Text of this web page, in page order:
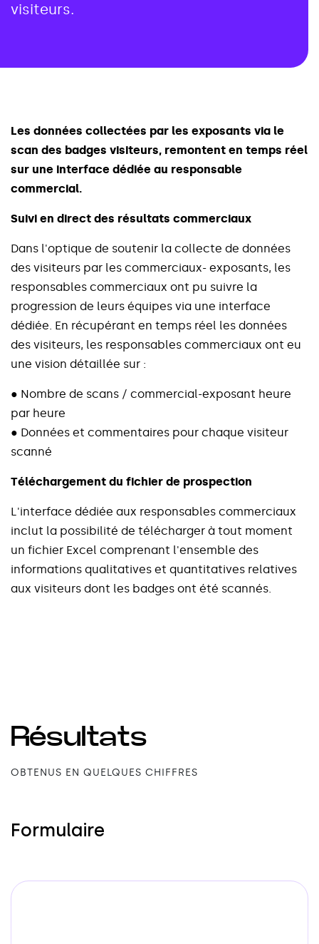
visiteurs.
Les données collectées par les exposants via le
scan des badges visiteurs, remontent en temps réel
sur une interface dédiée au responsable
commercial.
Suivi en direct des résultats commerciaux
Dans l'optique de soutenir la collecte de données
des visiteurs par les commerciaux- exposants, les
responsables commerciaux ont pu suivre la
progression de leurs équipes via une interface
dédiée. En récupérant en temps réel les données
des visiteurs, les responsables commerciaux ont eu
une vision détaillée sur :
● Nombre de scans / commercial-exposant heure
par heure
● Données et commentaires pour chaque visiteur
scanné
Téléchargement du fichier de prospection
L'interface dédiée aux responsables commerciaux
inclut la possibilité de télécharger à tout moment
un fichier Excel comprenant l'ensemble des
informations qualitatives et quantitatives relatives
aux visiteurs dont les badges ont été scannés.
Résultats
OBTENUS EN QUELQUES CHIFFRES
Formulaire